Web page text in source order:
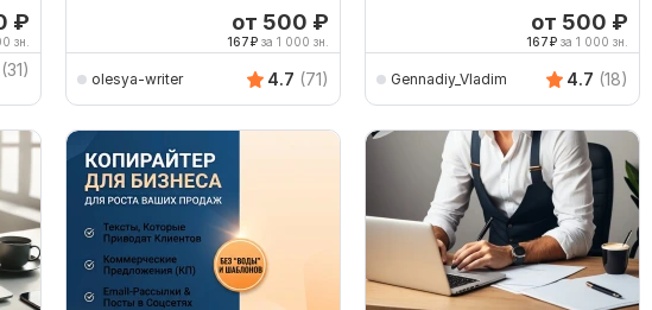
₽
зн.
(31)
от 500 ₽
167₽ за 1 000 зн.
olesya-writer 4.7 (71)
от 500 ₽
167₽ за 1 000 зн.
Gennadiy_Vladim 4.7 (18)